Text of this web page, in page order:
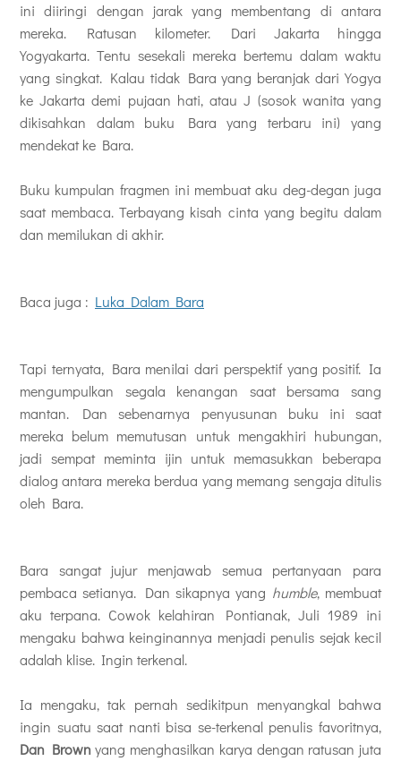
ini diiringi dengan jarak yang membentang di antara
mereka. Ratusan kilometer. Dari Jakarta hingga
Yogyakarta. Tentu sesekali mereka bertemu dalam waktu
yang singkat. Kalau tidak Bara yang beranjak dari Yogya
ke Jakarta demi pujaan hati, atau J (sosok wanita yang
dikisahkan dalam buku Bara yang terbaru ini) yang
mendekat ke Bara.
Buku kumpulan fragmen ini membuat aku deg-degan juga
saat membaca. Terbayang kisah cinta yang begitu dalam
dan memilukan di akhir.
Baca juga : Luka Dalam Bara
Tapi ternyata, Bara menilai dari perspektif yang positif. Ia
mengumpulkan segala kenangan saat bersama sang
mantan. Dan sebenarnya penyusunan buku ini saat
mereka belum memutusan untuk mengakhiri hubungan,
jadi sempat meminta ijin untuk memasukkan beberapa
dialog antara mereka berdua yang memang sengaja ditulis
oleh Bara.
Bara sangat jujur menjawab semua pertanyaan para
pembaca setianya. Dan sikapnya yang humble, membuat
aku terpana. Cowok kelahiran Pontianak, Juli 1989 ini
mengaku bahwa keinginannya menjadi penulis sejak kecil
adalah klise. Ingin terkenal.
Ia mengaku, tak pernah sedikitpun menyangkal bahwa
ingin suatu saat nanti bisa se-terkenal penulis favoritnya,
Dan Brown yang menghasilkan karya dengan ratusan juta